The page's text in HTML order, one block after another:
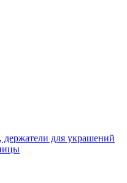
держатели для украшений